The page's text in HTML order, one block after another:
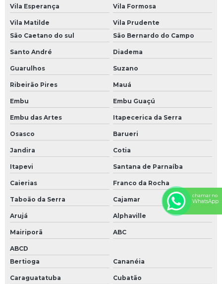
Vila Esperança Vila Formosa
Vila Matilde
Vila Prudente
São Caetano do sul
São Bernardo do Campo
Santo André Diadema
Guarulhos Suzano
Ribeirão Pires Mauá
Embu Embu Guaçú
Embu das Artes Itapecerica da Serra
Osasco Barueri
Jandira Cotia
Itapevi Santana de Parnaíba
Caierias Franco da Rocha
Taboão da Serra Cajamar
Arujá Alphaville
Mairiporã ABC
ABCD
Bertioga
Cananéia
Caraguatatuba Cubatão
chamar no
WhatsApp